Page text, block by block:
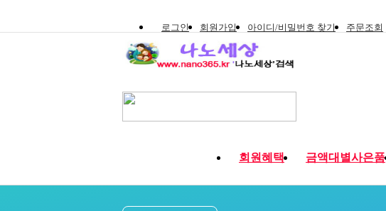
로그인 회원가입 아이디/비밀번호 찾기 주문조회
회원혜택 금액대별사은품